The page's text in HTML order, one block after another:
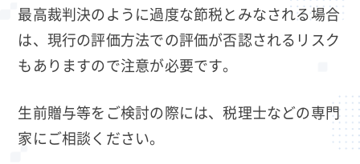
最高裁判決のように過度な節税とみなされる場合
は、現行の評価方法での評価が否認されるリスク
もありますので注意が必要です。
生前贈与等をご検討の際には、税理士などの専門
家にご相談ください。